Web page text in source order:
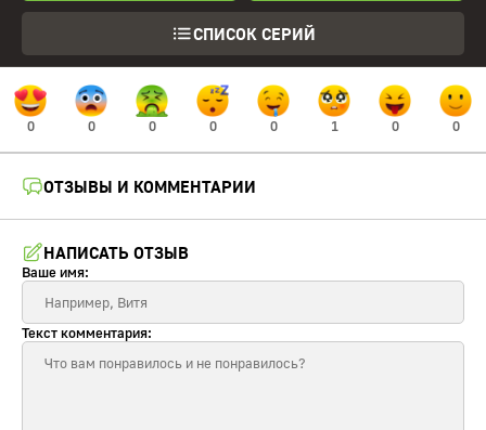
СПИСОК СЕРИЙ
0 0 0 0 0 1 0 0
ОТЗЫВЫ И КОММЕНТАРИИ
НАПИСАТЬ ОТЗЫВ
Ваше имя:
Текст комментария: